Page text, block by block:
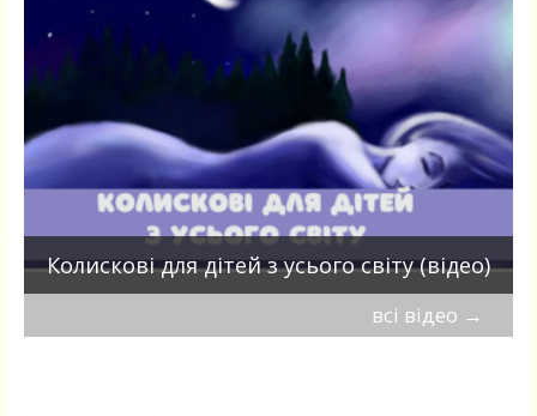
Колискові для дітей з усього світу (відео)
всі відео →